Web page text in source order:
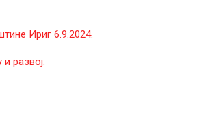
Ириг 6.9.2024.
развој.